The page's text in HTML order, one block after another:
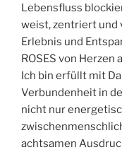
Lebensfluss
weist, zentriert und
Erlebnis und
ROSES von
Ich bin erfüllt mit
Verbundenheit in
nicht nur
achtsamen